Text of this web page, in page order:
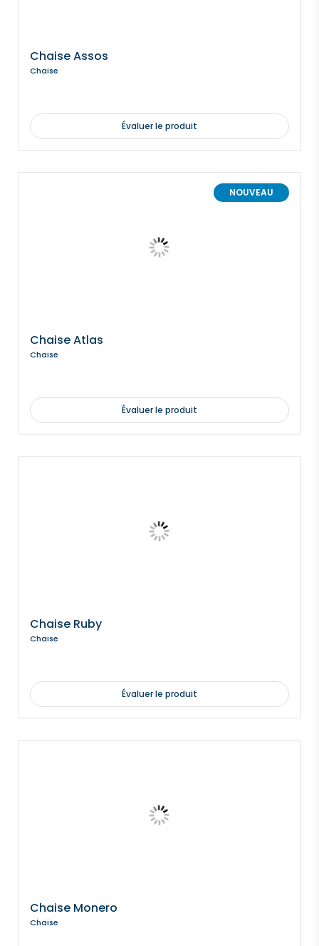
Chaise Assos
Chaise
Évaluer le produit
NOUVEAU
Chaise Atlas
Chaise
Évaluer le produit
Chaise Ruby
Chaise
Évaluer le produit
Chaise Monero
Chaise